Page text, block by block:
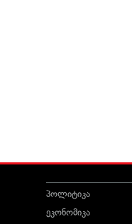
პოლიტიკა
ეკონომიკა